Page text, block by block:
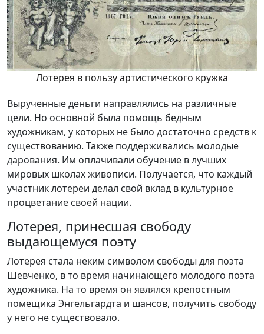
Лотерея в пользу артистического кружка
Вырученные деньги направлялись на различные
цели. Но основной была помощь бедным
художникам, у которых не было достаточно средств к
существованию. Также поддерживались молодые
дарования. Им оплачивали обучение в лучших
мировых школах живописи. Получается, что каждый
участник лотереи делал свой вклад в культурное
процветание своей нации.
Лотерея, принесшая свободу
выдающемуся поэту
Лотерея стала неким символом свободы для поэта
Шевченко, в то время начинающего молодого поэта
художника. На то время он являлся крепостным
помещика Энгельгардта и шансов, получить свободу
у него не существовало.